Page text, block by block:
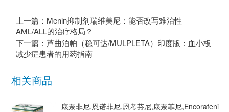
上一篇：Menin抑制剂瑞维美尼：能否改写难治性
AML/ALL的治疗格局？
下一篇：芦曲泊帕（稳可达/MULPLETA）印度版：血小板
减少症患者的用药指南
相关商品
康奈非尼,恩诺非尼,恩考芬尼,康奈菲尼,Encorafeni